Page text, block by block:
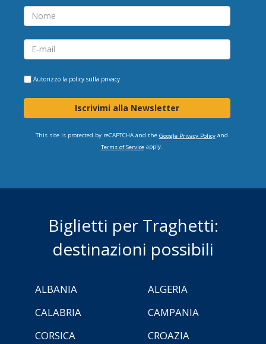
Autorizzo la policy sulla privacy
Iscrivimi alla Newsletter
This site is protected by reCAPTCHA and the Google Privacy Policyand
Terms of Serviceapply.
Biglietti per Traghetti:
destinazioni possibili
ALBANIA
ALGERIA
CALABRIA
CAMPANIA
CORSICA
CROAZIA